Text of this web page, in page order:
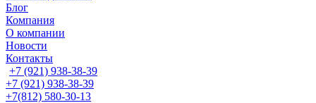
Блог
Компания
О компании
Новости
Контакты
+7 (921) 938-38-39
+7 (921) 938-38-39
+7(812) 580-30-13